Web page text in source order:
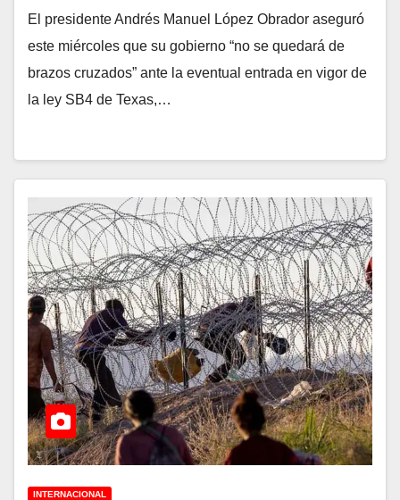
El presidente Andrés Manuel López Obrador aseguró
este miércoles que su gobierno “no se quedará de
brazos cruzados” ante la eventual entrada en vigor de
la ley SB4 de Texas,…
INTERNACIONAL